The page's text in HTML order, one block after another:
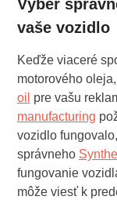
Výber
vaše vozidlo
Keďže viaceré
motorového
oil pre vašu
manufacturing
vozidlo
správneho
fungovanie
môže viesť k